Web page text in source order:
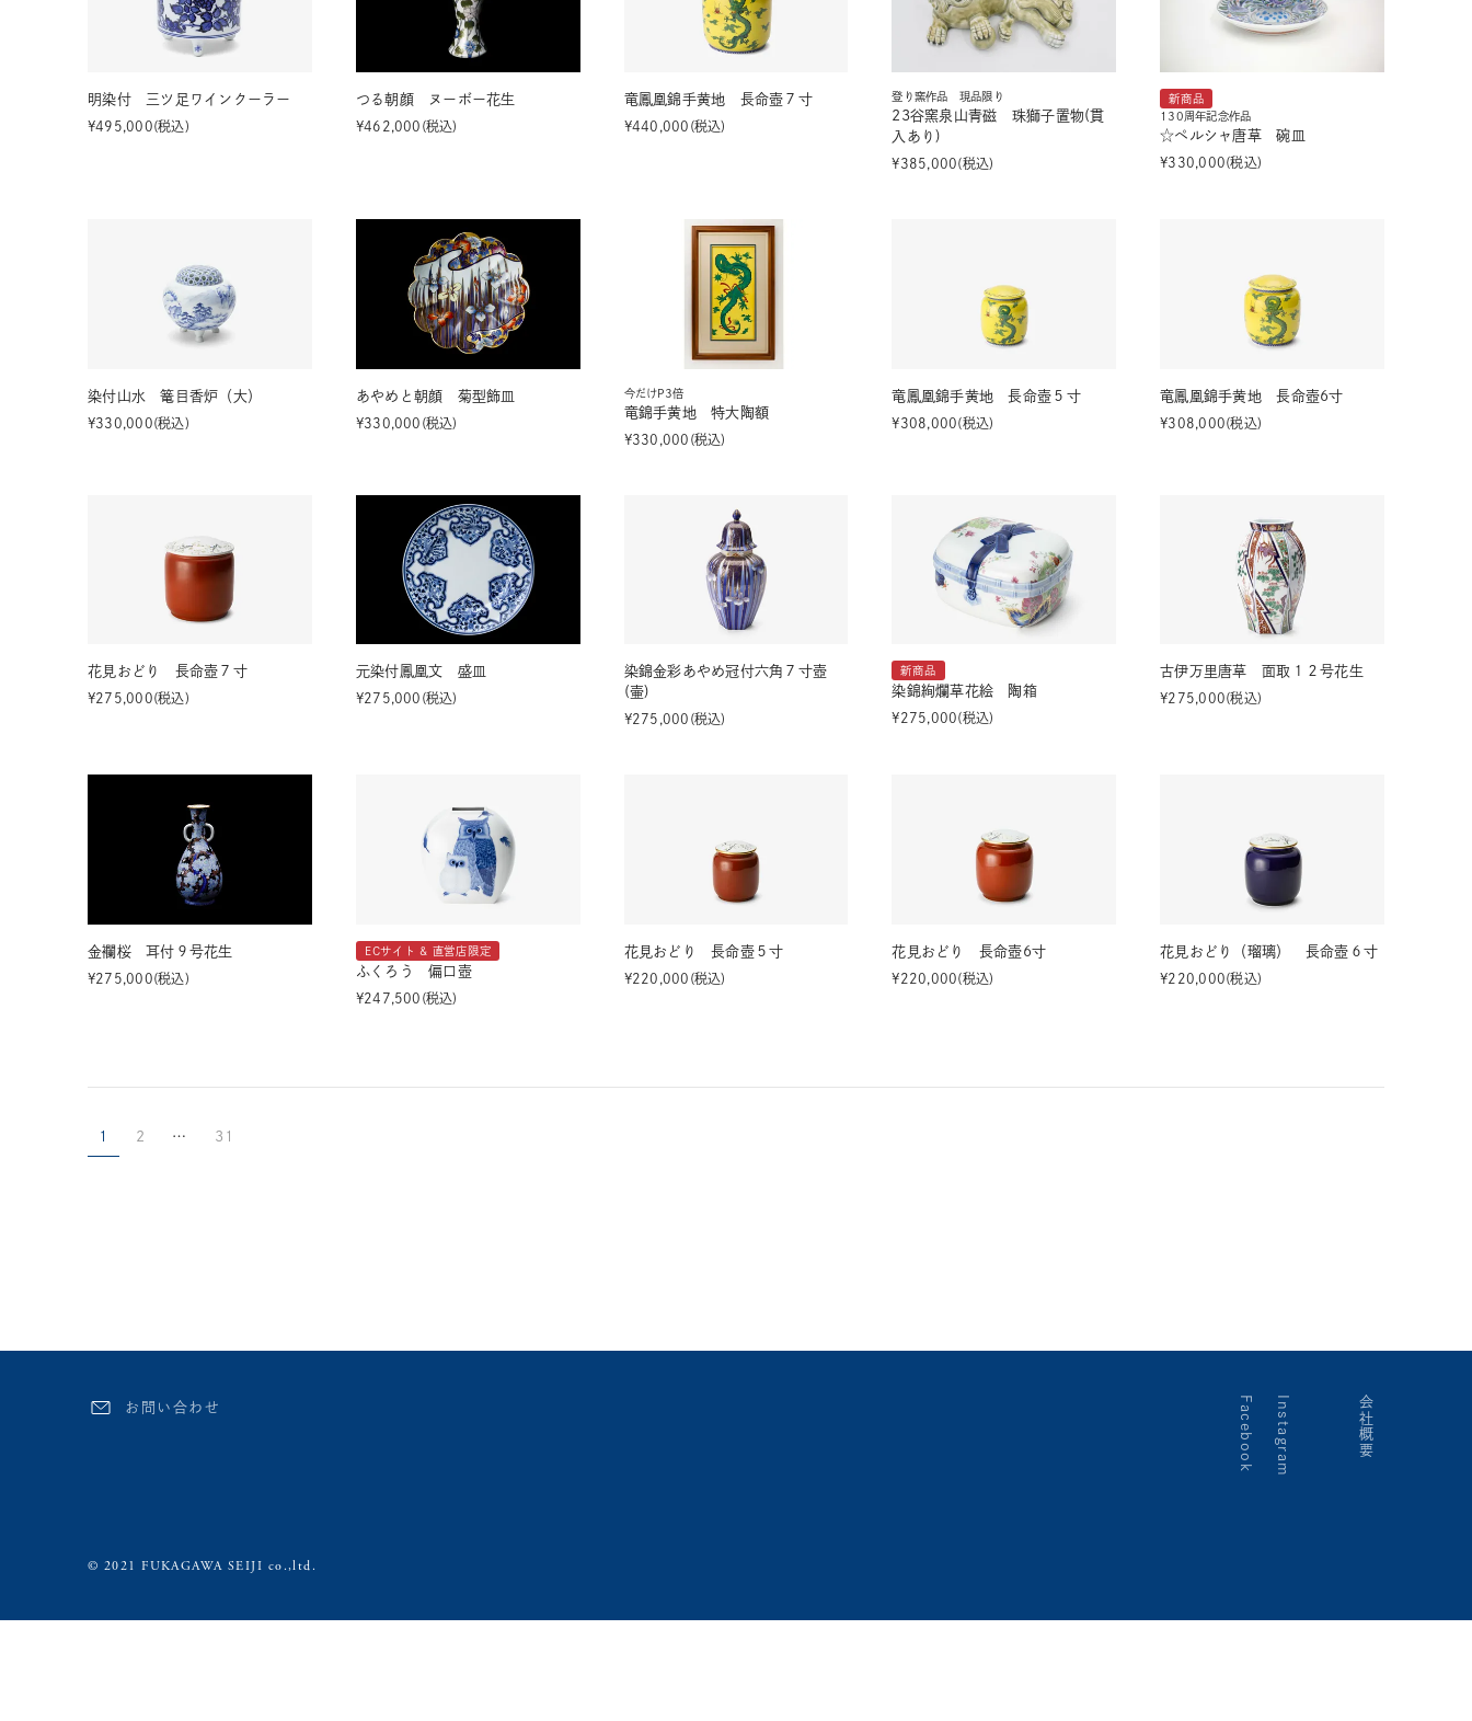
明染付 三ツ足ワインクーラー
¥495,000 税込
つる朝顔 ヌーボー花生
¥462,000 税込
竜鳳凰錦手黄地 長命壺７寸
¥440,000 税込
登り窯作品 現品限り
23谷窯泉山青磁 珠獅子置物(貫
入あり)
¥385,000 税込
新商品
130周年記念作品
☆ペルシャ唐草 碗皿
¥330,000 税込
染付山水 篭目香炉（大）
¥330,000 税込
あやめと朝顔 菊型飾皿
¥330,000 税込
今だけP3倍
竜錦手黄地 特大陶額
¥330,000 税込
竜鳳凰錦手黄地 長命壺５寸
¥308,000 税込
竜鳳凰錦手黄地 長命壺6寸
¥308,000 税込
花見おどり 長命壺７寸
¥275,000 税込
元染付鳳凰文 盛皿
¥275,000 税込
染錦金彩あやめ冠付六角７寸壺
(壷)
¥275,000 税込
新商品
染錦絢爛草花絵 陶箱
¥275,000 税込
古伊万里唐草 面取１２号花生
¥275,000 税込
金襴桜 耳付９号花生
¥275,000 税込
ECサイト & 直営店限定
ふくろう 偏口壺
¥247,500 税込
花見おどり 長命壺５寸
¥220,000 税込
花見おどり 長命壺6寸
¥220,000 税込
花見おどり（瑠璃） 長命壺６寸
¥220,000 税込
1 2 … 31
会社概要
Instagram
Facebook
お問い合わせ
© 2021 FUKAGAWA SEIJI co.,ltd.